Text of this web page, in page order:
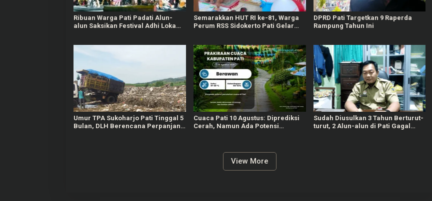
Ribuan Warga Pati Padati Alun-
alun Saksikan Festival Adhi Loka
Semarakkan HUT RI ke-81, Warga
Perum RSS Sidokerto Pati Gelar
DPRD Pati Targetkan 9 Raperda
Rampung Tahun Ini
Umur TPA Sukoharjo Pati Tinggal 5
Bulan, DLH Berencana Perpanjang
Cuaca Pati 10 Agustus: Diprediksi
Cerah, Namun Ada Potensi
Sudah Diusulkan 3 Tahun Berturut-
turut, 2 Alun-alun di Pati Gagal
View More